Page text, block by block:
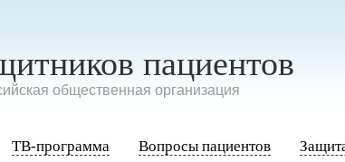
пациентов
общественная организация
ТВ-программа Вопросы пациентов